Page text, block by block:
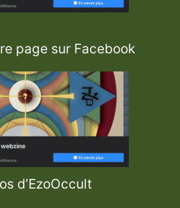
page sur Facebook
d’EzoOccult